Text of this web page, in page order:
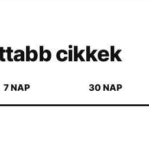
cikkek
7 NAP 30 NAP